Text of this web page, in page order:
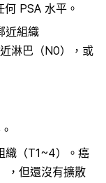
PSA 水平。
近組織
淋巴（N0），或
織（T1~4）。癌
，但還沒有擴散